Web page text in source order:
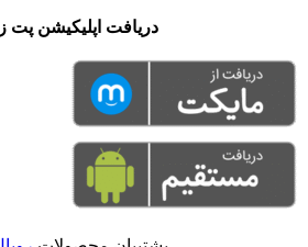
دریافت اپلیکیشن پت